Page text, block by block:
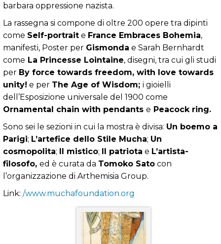
barbara oppressione nazista.
La rassegna si compone di oltre 200 opere tra dipinti
come Self-portrait e France Embraces Bohemia,
manifesti, Poster per Gismonda e Sarah Bernhardt
come La Princesse Lointaine, disegni, tra cui gli studi
per By force towards freedom, with love towards
unity! e per The Age of Wisdom; i gioielli
dell’Esposizione universale del 1900 come
Ornamental chain with pendants e Peacock ring.
Sono sei le sezioni in cui la mostra è divisa: Un boemo a
Parigi; L’artefice dello Stile Mucha; Un
cosmopolita; Il mistico; Il patriota e L’artista-
filosofo, ed è curata da Tomoko Sato con
l’organizzazione di Arthemisia Group.
Link: /www.muchafoundation.org